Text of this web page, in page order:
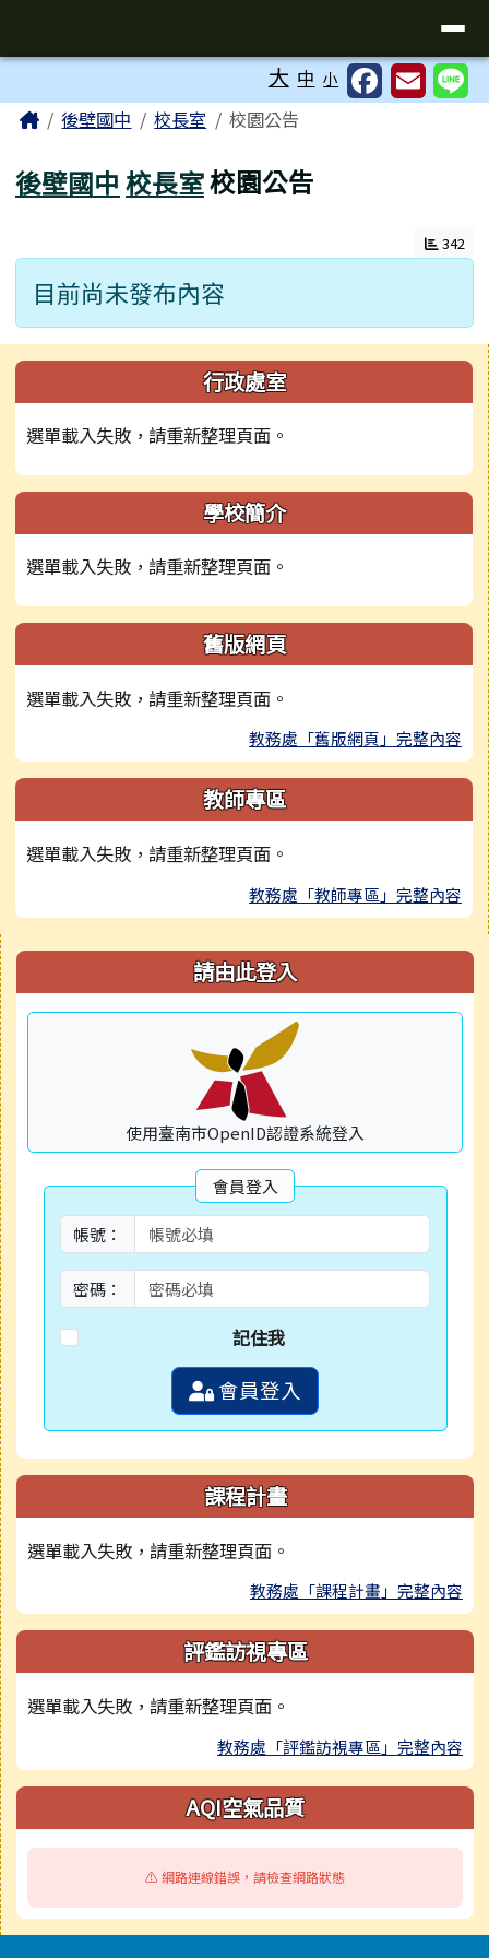
工具列 大 中 小
主內容區域
Home後壁國中 校長室 校園公告
後壁國中 校長室校園公告
342
目前尚未發布內容
左邊區域內容 行政處室
選單載入失敗，請重新整理頁面。
學校簡介
選單載入失敗，請重新整理頁面。
舊版網頁
選單載入失敗，請重新整理頁面。
教務處「舊版網頁」完整內容
教師專區
選單載入失敗，請重新整理頁面。
教務處「教師專區」完整內容
右邊區域內容 請由此登入
使用臺南市OpenID認證系統登入
會員登入
帳號：
密碼：
記住我
會員登入
課程計畫
選單載入失敗，請重新整理頁面。
教務處「課程計畫」完整內容
評鑑訪視專區
選單載入失敗，請重新整理頁面。
教務處「評鑑訪視專區」完整內容
AQI空氣品質
⚠️ 網路連線錯誤，請檢查網路狀態
頁尾區域